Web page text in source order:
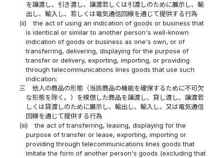
を譲渡し、引き渡し、譲渡若しくは引渡しのために展示し、輸
出し、輸入し、若しくは電気通信回線を通じて提供する行為
(ii)
the act of using an indication of goods or business that
is identical or similar to another person's well-known
indication of goods or business as one's own, or of
transferring, delivering, displaying for the purpose of
transfer or delivery, exporting, importing, or providing
through telecommunications lines goods that use such
indication;
三
他人の商品の形態（当該商品の機能を確保するために不可欠
な形態を除く。）を模倣した商品を譲渡し、貸し渡し、譲渡若
しくは貸渡しのために展示し、輸出し、輸入し、又は電気通信
回線を通じて提供する行為
(iii)
the act of transferring, leasing, displaying for the
purpose of transfer or lease, exporting, importing or
providing through telecommunications lines goods that
imitate the form of another person's goods (excluding that